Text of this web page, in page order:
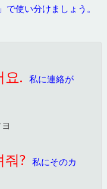
使い分けましょう。
요.
私に連絡が
줘?
私にそのカ